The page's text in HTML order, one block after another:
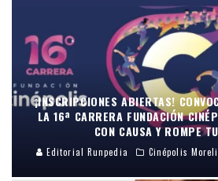
¡INSCRIPCIONES ABIERTAS!
LA 16ª CARRERA FUNDACIÓN
CON CAUSA Y ROMPE
Editorial Runpedia Cinépolis